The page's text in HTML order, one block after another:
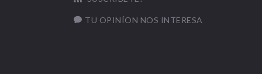
 TU OPINÍON NOS INTERESA